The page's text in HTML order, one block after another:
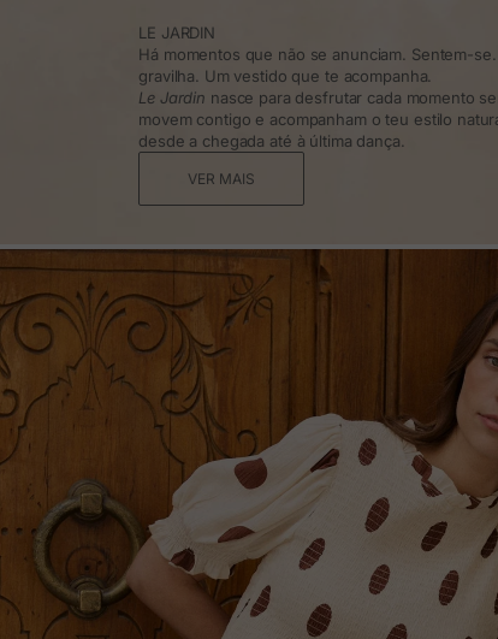
LE JARDIN
Há momentos que não se anunciam. Sentem-
gravilha. Um vestido que te acompanha.
Le Jardin nasce para desfrutar cada momento
movem contigo e acompanham o teu estilo
desde a chegada até à última dança.
VER MAIS